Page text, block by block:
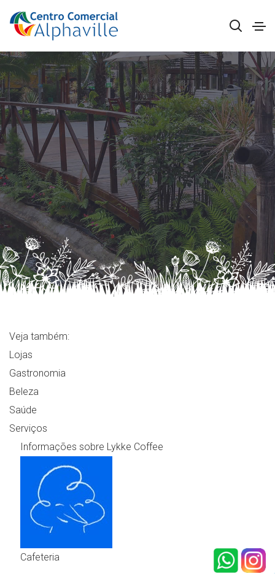
Veja também:
Lojas
Gastronomia
Beleza
Saúde
Serviços
Informações sobre Lykke Coffee
Cafeteria